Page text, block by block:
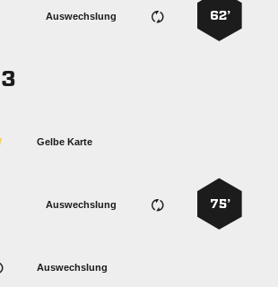
62’
Auswechslung

Gelbe Karte
75’
Auswechslung
Auswechslung